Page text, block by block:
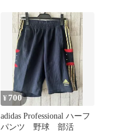
¥ 700
adidas Professional ハーフ
パンツ 野球 部活